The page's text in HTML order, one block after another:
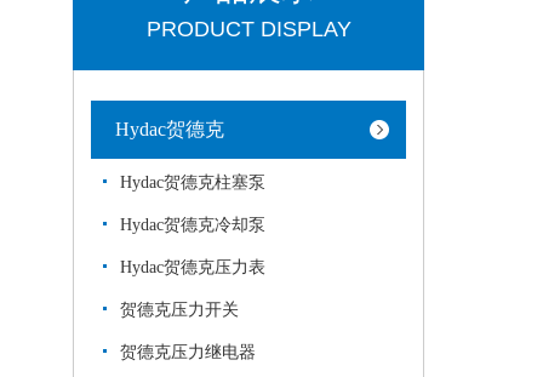
PRODUCT DISPLAY
Hydac贺德克
Hydac贺德克柱塞泵
Hydac贺德克冷却泵
Hydac贺德克压力表
贺德克压力开关
贺德克压力继电器